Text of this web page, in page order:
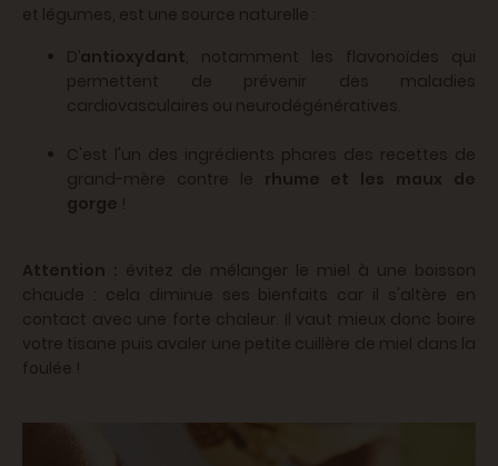
et légumes, est une source naturelle :
D’ antioxydant, notamment les flavonoïdes qui
permettent de prévenir des maladies
cardiovasculaires ou neurodégénératives.
C'est l'un des ingrédients phares des recettes de
grand-mère contre le rhume et les maux de
gorge !
Attention : évitez de mélanger le miel à une boisson
chaude : cela diminue ses bienfaits car il s'altère en
contact avec une forte chaleur. Il vaut mieux donc boire
votre tisane puis avaler une petite cuillère de miel dans la
foulée !